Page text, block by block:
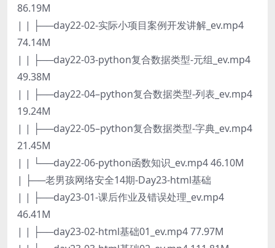
86.19M
| | ├──day22-02-实际小项目案例开发讲解_ev.mp4
74.14M
| | ├──day22-03-python复合数据类型-元组_ev.mp4
49.38M
| | ├──day22-04–python复合数据类型-列表_ev.mp4
19.24M
| | ├──day22-05–python复合数据类型-字典_ev.mp4
21.45M
| | └──day22-06-python函数知识_ev.mp4 46.10M
| ├──老男孩网络安全14期-Day23-html基础
| | ├──day23-01-课后作业及错误处理_ev.mp4
46.41M
| | ├──day23-02-html基础01_ev.mp4 77.97M